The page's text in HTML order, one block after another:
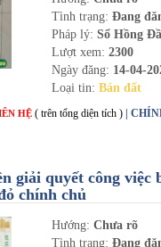
Tình trạng: Đang
Pháp lý: Sổ Hồng
Lượt xem: 2300
Ngày đăng: 14-04-
Loại tin: Bán đất
HỆ ( trên tổng diện tích ) |
giải quyết công việc
chính chủ
Hướng: Chưa rõ
Tình trạng: Đang